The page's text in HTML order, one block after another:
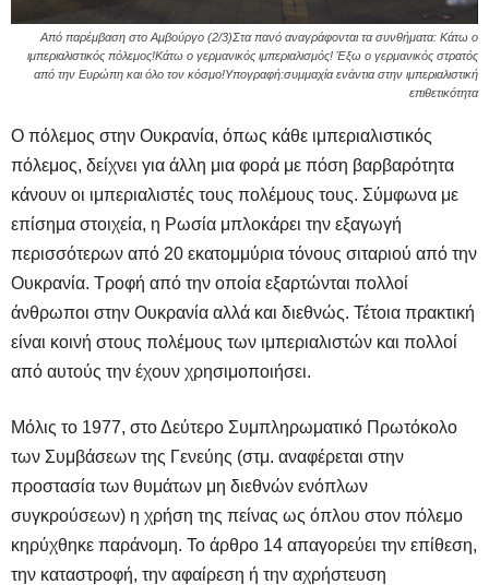
Από παρέμβαση στο Αμβούργο (2/3)Στα πανό αναγράφονται τα συνθήματα: Κάτω ο
ιμπεριαλιστικός πόλεμος!Κάτω ο γερμανικός ιμπεριαλισμός! Έξω ο γερμανικός στρατός
από την Ευρώπη και όλο τον κόσμο!Υπογραφή:συμμαχία ενάντια στην ιμπεριαλιστική
επιθετικότητα
Ο πόλεμος στην Ουκρανία, όπως κάθε ιμπεριαλιστικός
πόλεμος, δείχνει για άλλη μια φορά με πόση βαρβαρότητα
κάνουν οι ιμπεριαλιστές τους πολέμους τους. Σύμφωνα με
επίσημα στοιχεία, η Ρωσία μπλοκάρει την εξαγωγή
περισσότερων από 20 εκατομμύρια τόνους σιταριού από την
Ουκρανία. Τροφή από την οποία εξαρτώνται πολλοί
άνθρωποι στην Ουκρανία αλλά και διεθνώς. Τέτοια πρακτική
είναι κοινή στους πολέμους των ιμπεριαλιστών και πολλοί
από αυτούς την έχουν χρησιμοποιήσει.
Μόλις το 1977, στο Δεύτερο Συμπληρωματικό Πρωτόκολο
των Συμβάσεων της Γενεύης (στμ. αναφέρεται στην
προστασία των θυμάτων μη διεθνών ενόπλων
συγκρούσεων) η χρήση της πείνας ως όπλου στον πόλεμο
κηρύχθηκε παράνομη. Το άρθρο 14 απαγορεύει την επίθεση,
την καταστροφή, την αφαίρεση ή την αχρήστευση